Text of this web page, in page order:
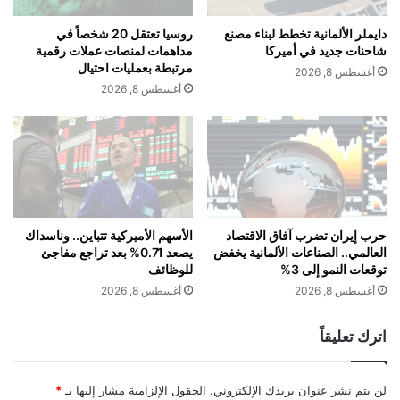
خ
و
ف
ت
ه
د
د
ا
ت
ت
ر
ا
ا
ل
ه
ي
ا
و
ي
ت
ي
1
0
%
ف
ي
ا
ر
ب
ع
ا
دايملر الألمانية تخطط لبناء مصنع
شاحنات جديد في أميركا
أغسطس 8, 2026
روسيا تعتقل 20 شخصاً في
مداهمات لمنصات عملات رقمية
مرتبطة بعمليات احتيال
أغسطس 8, 2026
حرب إيران تضرب آفاق الاقتصاد
العالمي.. الصناعات الألمانية يخفض
توقعات النمو إلى 3%
أغسطس 8, 2026
الأسهم الأميركية تتباين.. وناسداك
يصعد 0.71% بعد تراجع مفاجئ
للوظائف
أغسطس 8, 2026
اترك تعليقاً
لن يتم نشر عنوان بريدك الإلكتروني. الحقول الإلزامية مشار إليها بـ *